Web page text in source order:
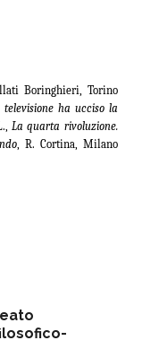
Boringhieri, Torino
ha ucciso la
., La quarta rivoluzione.
, R. Cortina, Milano